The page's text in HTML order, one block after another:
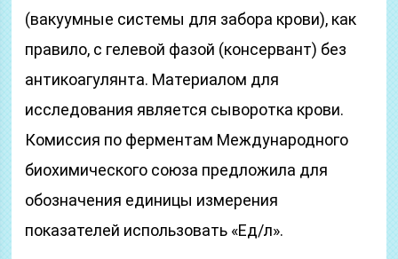
(вакуумные системы для забора крови), как
правило, с гелевой фазой (консервант) без
антикоагулянта. Материалом для
исследования является сыворотка крови.
Комиссия по ферментам Международного
биохимического союза предложила для
обозначения единицы измерения
показателей использовать «Ед/л».